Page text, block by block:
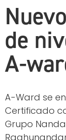
de
A-
A-Ward se
Certificado
Grupo